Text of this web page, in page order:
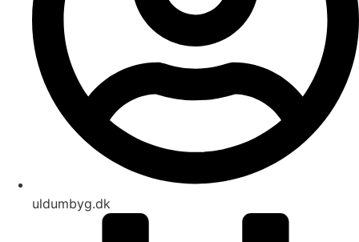
uldumbyg.dk